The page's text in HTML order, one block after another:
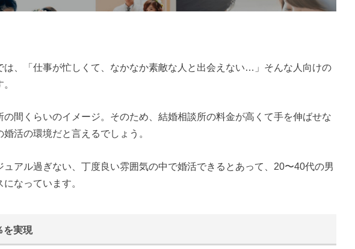
は、「仕事が忙しくて、なかなか素敵な人と出会えない…」そんな人向けの
間くらいのイメージ。そのため、結婚相談所の料金が高くて手を伸ばせな
活の環境だと言えるでしょう。
ュアル過ぎない、丁度良い雰囲気の中で婚活できるとあって、20〜40代の男
なっています。
を実現